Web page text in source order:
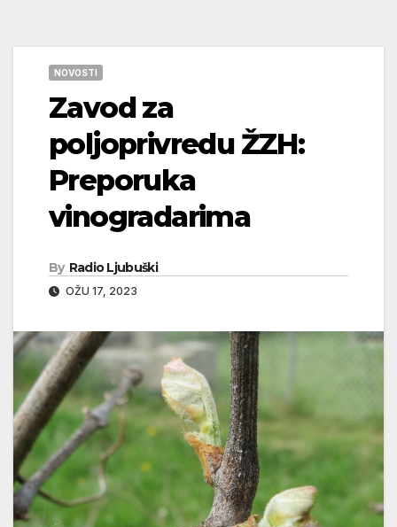
NOVOSTI
Zavod za
poljoprivredu ŽZH:
Preporuka
vinogradarima
By Radio Ljubuški
OŽU 17, 2023